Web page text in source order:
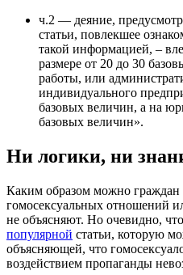
ч.2 — деяние,
статьи, повлекшее
такой информацией, –
размере от 20 до 30
работы, или
индивидуального
базовых величин, а на
базовых величин».
Ни логики, ни
Каким образом можно граждан
гомосексуальных отношений
не объясняют. Но очевидно,
популярной статьи, которую
объясняющей, что
воздействием пропаганды